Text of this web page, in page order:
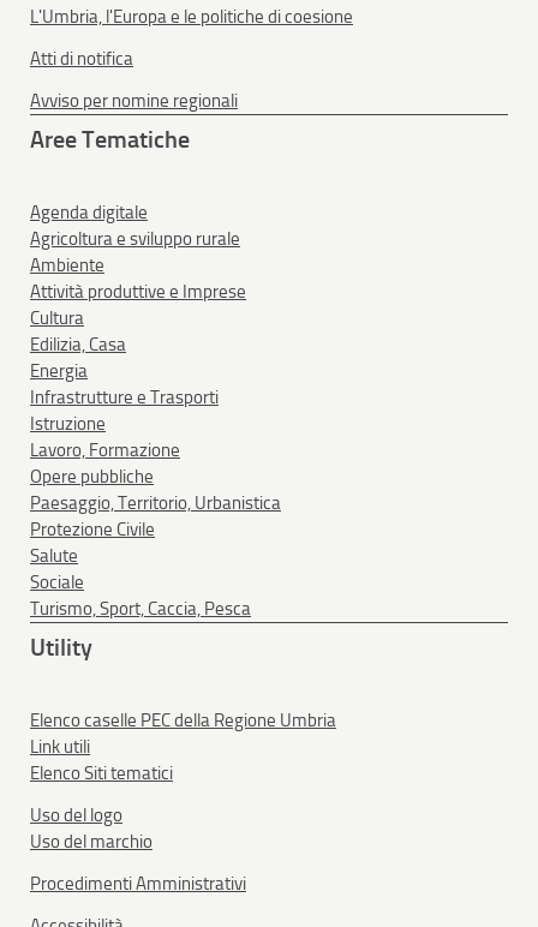
L'Umbria, l'Europa e le politiche di coesione
Atti di notifica
Avviso per nomine regionali
Aree Tematiche
Agenda digitale
Agricoltura e sviluppo rurale
Ambiente
Attività produttive e Imprese
Cultura
Edilizia, Casa
Energia
Infrastrutture e Trasporti
Istruzione
Lavoro, Formazione
Opere pubbliche
Paesaggio, Territorio, Urbanistica
Protezione Civile
Salute
Sociale
Turismo, Sport, Caccia, Pesca
Utility
Elenco caselle PEC della Regione Umbria
Link utili
Elenco Siti tematici
Uso del logo
Uso del marchio
Procedimenti Amministrativi